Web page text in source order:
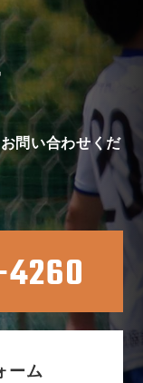
問い合わせくだ
ーム